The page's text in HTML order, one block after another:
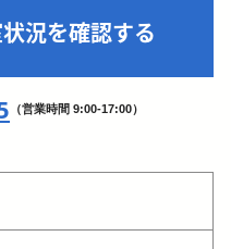
況を確認する
（営業時間 9:00-17:00）